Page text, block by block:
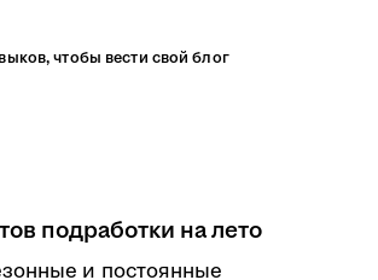
чтобы вести свой блог
подработки на лето
и постоянные